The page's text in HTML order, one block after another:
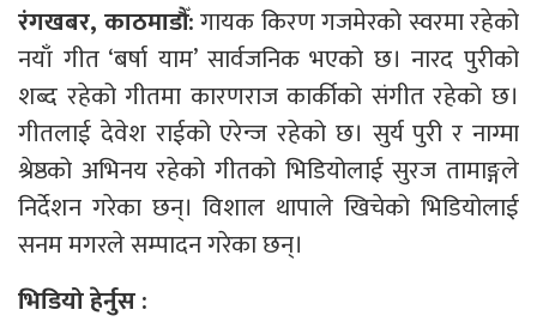
रंगखबर, काठमाडौँ:गायक किरण गजमेरको स्वरमा रहेको
नयाँ गीत ‘बर्षा याम’ सार्वजनिक भएको छ। नारद पुरीको
शब्द रहेको गीतमा कारणराज कार्कीको संगीत रहेको छ।
गीतलाई देवेश राईको एरेन्ज रहेको छ। सुर्य पुरी र नाग्मा
श्रेष्ठको अभिनय रहेको गीतको भिडियोलाई सुरज तामाङ्गले
निर्देशन गरेका छन्। विशाल थापाले खिचेको भिडियोलाई
सनम मगरले सम्पादन गरेका छन्।
भिडियो हेर्नुस :